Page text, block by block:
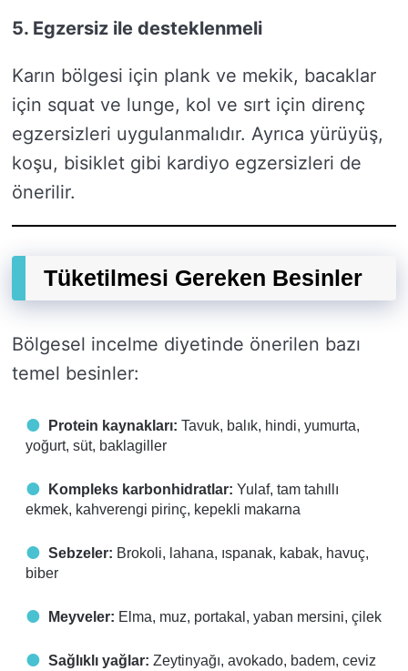
5. Egzersiz ile desteklenmeli
Karın bölgesi için plank ve mekik, bacaklar
için squat ve lunge, kol ve sırt için direnç
egzersizleri uygulanmalıdır. Ayrıca yürüyüş,
koşu, bisiklet gibi kardiyo egzersizleri de
önerilir.
Tüketilmesi Gereken Besinler
Bölgesel incelme diyetinde önerilen bazı
temel besinler:
Protein kaynakları: Tavuk, balık, hindi, yumurta,
yoğurt, süt, baklagiller
Kompleks karbonhidratlar: Yulaf, tam tahıllı
ekmek, kahverengi pirinç, kepekli makarna
Sebzeler: Brokoli, lahana, ıspanak, kabak, havuç,
biber
Meyveler: Elma, muz, portakal, yaban mersini, çilek
Sağlıklı yağlar: Zeytinyağı, avokado, badem, ceviz